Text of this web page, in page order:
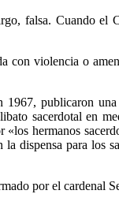
falsa. Cuando
violencia o
publicaron
sacerdotal en
hermanos
dispensa para los
por el cardenal